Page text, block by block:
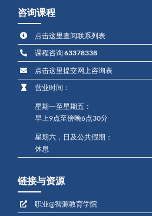
咨询课程
点击这里查阅联系列表
课程咨询 63378338
点击这里提交网上咨询表
营业时间：
星期一至星期五：
早上9点至傍晚6点30分
星期六，日及公共假期：
休息
链接与资源
职业@智源教育学院